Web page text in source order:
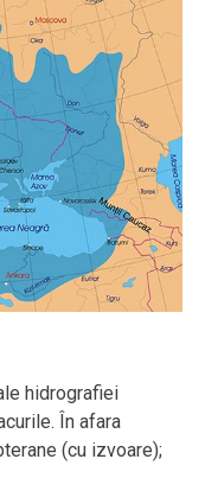
hidrografiei
În afara
(cu izvoare);